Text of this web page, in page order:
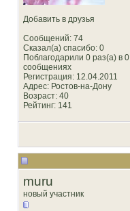
Добавить в друзья
Сообщений: 74
Сказал(а) спасибо: 0
Поблагодарили 0 раз(а) в 0
сообщениях
Регистрация: 12.04.2011
Адрес: Ростов-на-Дону
Возраст: 40
Рейтинг: 141
muru
новый участник